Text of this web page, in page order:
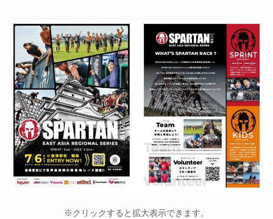
※クリックすると拡大表示できます。